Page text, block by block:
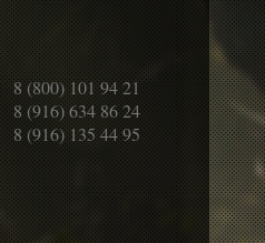
8 (800) 101 94 21
8 (916) 634 86 24
8 (916) 135 44 95